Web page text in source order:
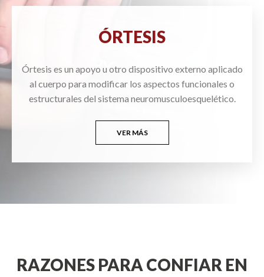
ÓRTESIS
Órtesis es un apoyo u otro dispositivo externo aplicado
al cuerpo para modificar los aspectos funcionales o
estructurales del sistema neuromusculoesquelético.
VER MÁS
RAZONES PARA CONFIAR EN